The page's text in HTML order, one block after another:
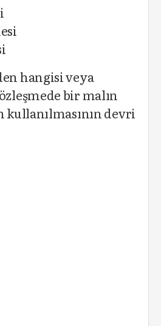
hangisi veya
bir malın
kullanılmasının devri